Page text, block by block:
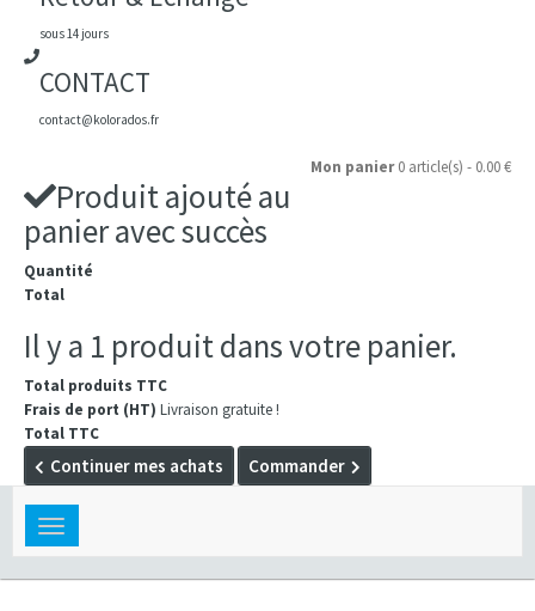
sous 14 jours
CONTACT
contact@kolorados.fr
Mon panier 0 article(s) - 0.00 €
Produit ajouté au
panier avec succès
Quantité
Total
Il y a 1 produit dans votre panier.
Total produits TTC
Frais de port (HT) Livraison gratuite !
Total TTC
Continuer mes achats Commander
Toggle
navigation